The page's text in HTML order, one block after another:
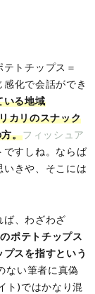
トチップス＝
化で会話ができ
いる地域
カリのスナック
。フィッシュア
ですしね。ならば
きや、そこには
、わざわざ
ポテトチップス
スを指すという
ない筆者に真偽
ト)ではかなり混